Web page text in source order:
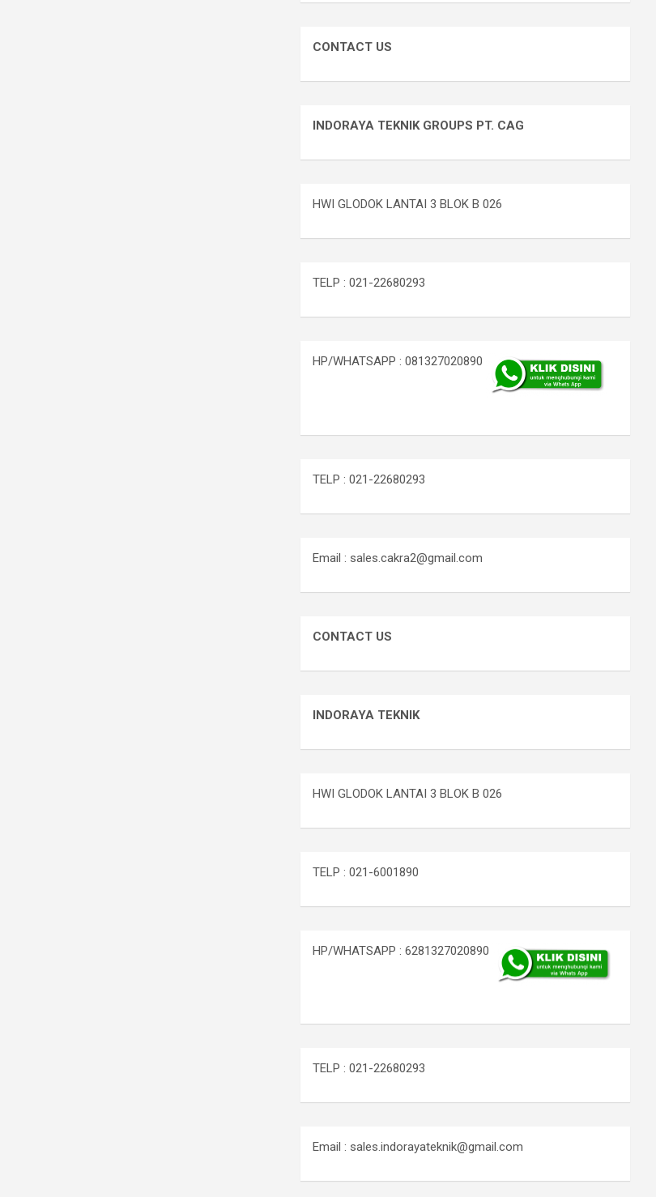
CONTACT US
INDORAYA TEKNIK GROUPS PT. CAG
HWI GLODOK LANTAI 3 BLOK B 026
TELP : 021-22680293
HP/WHATSAPP : 081327020890
TELP : 021-22680293
Email : sales.cakra2@gmail.com
CONTACT US
INDORAYA TEKNIK
HWI GLODOK LANTAI 3 BLOK B 026
TELP : 021-6001890
HP/WHATSAPP : 6281327020890
TELP : 021-22680293
Email : sales.indorayateknik@gmail.com